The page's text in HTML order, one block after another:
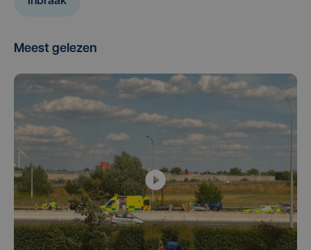
Meest gelezen